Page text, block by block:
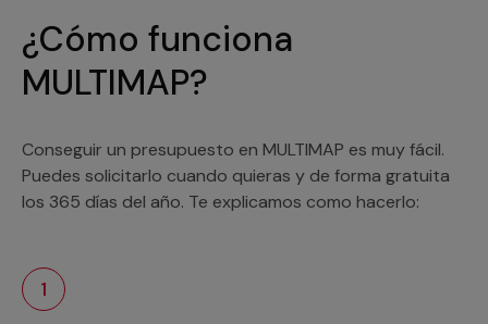
¿Cómo funciona
MULTIMAP?
Conseguir un presupuesto en MULTIMAP es muy fácil.
Puedes solicitarlo cuando quieras y de forma gratuita
los 365 días del año. Te explicamos como hacerlo:
1